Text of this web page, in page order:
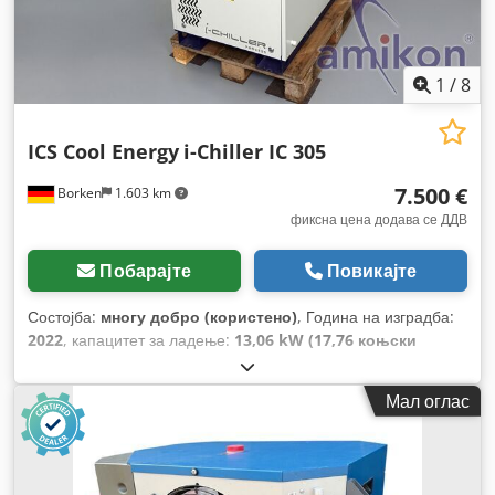
1 /8
Borken 1.603 km
ICS Cool Energy i-Chiller IC 305
7.500 €
фиксна цена додава се ДДВ
Побарајте Повикајте
Состојба: многу добро (користено), Година на изградба:
2022, капацитет за ладење: 13,06 kW (17,76 коњски
Мал оглас